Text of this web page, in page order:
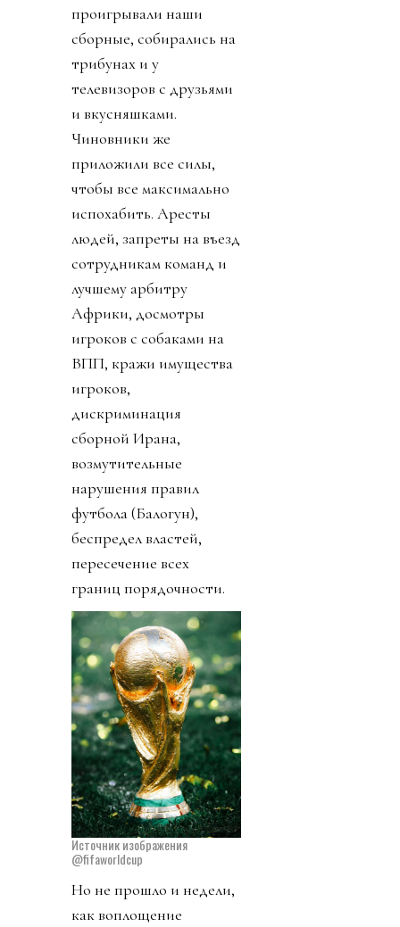
проигрывали наши
сборные, собирались на
трибунах и у
телевизоров с друзьями
и вкусняшками.
Чиновники же
приложили все силы,
чтобы все максимально
испохабить. Аресты
людей, запреты на въезд
сотрудникам команд и
лучшему арбитру
Африки, досмотры
игроков с собаками на
ВПП, кражи имущества
игроков,
дискриминация
сборной Ирана,
возмутительные
нарушения правил
футбола (Балогун),
беспредел властей,
пересечение всех
границ порядочности.
Источник изображения
@fifaworldcup
Но не прошло и недели,
как воплощение